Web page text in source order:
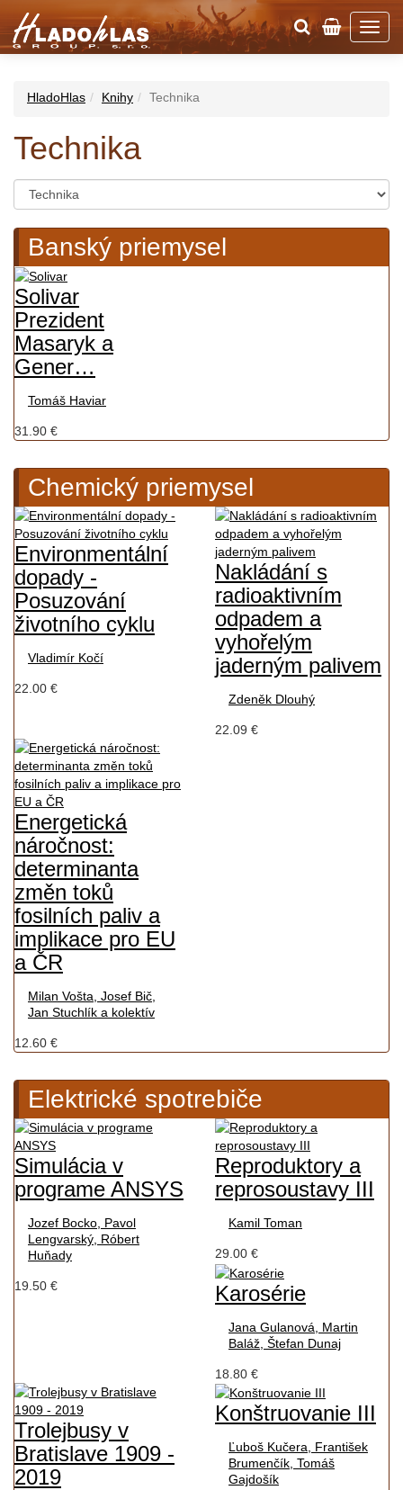
HladoHlas Knihy Technika
Technika
Banský priemysel
Solivar
Prezident
Masaryk a
Gener…
Tomáš Haviar
31.90 €
Chemický priemysel
Environmentální
dopady -
Posuzování
životního cyklu
Vladimír Kočí
22.00 €
Nakládání s
radioaktivním
odpadem a
vyhořelým
jaderným palivem
Zdeněk Dlouhý
22.09 €
Energetická
náročnost:
determinanta
změn toků
fosilních paliv a
implikace pro EU
a ČR
Milan Vošta, Josef Bič,
Jan Stuchlík a kolektív
12.60 €
Elektrické spotrebiče
Simulácia v
programe ANSYS
Jozef Bocko, Pavol
Lengvarský, Róbert
Huňady
19.50 €
Reproduktory a
reprosoustavy III
Kamil Toman
29.00 €
Karosérie
Jana Gulanová, Martin
Baláž, Štefan Dunaj
18.80 €
Trolejbusy v
Bratislave 1909 -
2019
Konštruovanie III
Ľuboš Kučera, František
Brumenčík, Tomáš
Gajdošík